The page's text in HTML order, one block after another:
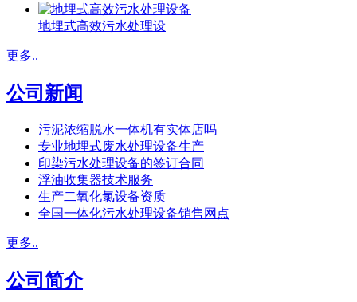
地埋式高效污水处理设
更多..
公司新闻
污泥浓缩脱水一体机有实体店吗
专业地埋式废水处理设备生产
印染污水处理设备的签订合同
浮油收集器技术服务
生产二氧化氯设备资质
全国一体化污水处理设备销售网点
更多..
公司简介